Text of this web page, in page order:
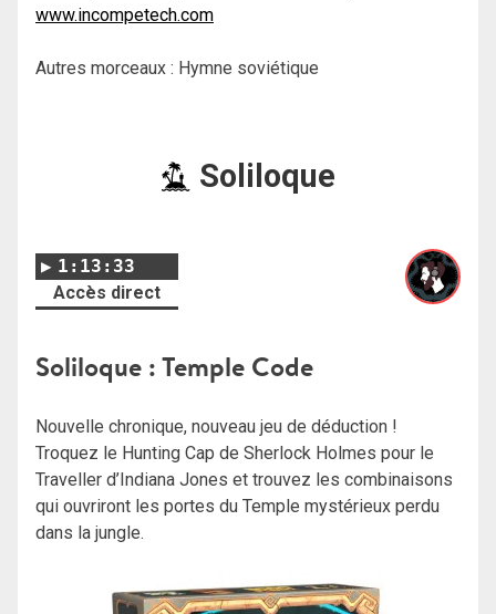
www.incompetech.com
Autres morceaux : Hymne soviétique
Soliloque
1:13:33
Accès direct
Soliloque : Temple Code
Nouvelle chronique, nouveau jeu de déduction !
Troquez le Hunting Cap de Sherlock Holmes pour le
Traveller d’Indiana Jones et trouvez les combinaisons
qui ouvriront les portes du Temple mystérieux perdu
dans la jungle.